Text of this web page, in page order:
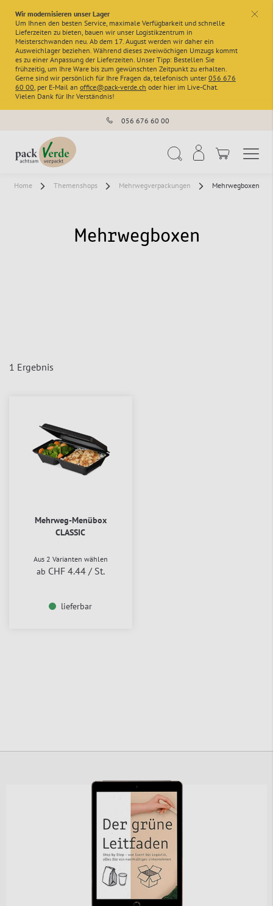
x
Wir modernisieren unser Lager
Um Ihnen den besten Service, maximale Verfügbarkeit und schnelle
Lieferzeiten zu bieten, bauen wir unser Logistikzentrum in
Meisterschwanden neu. Ab dem 17. August werden wir daher ein
Ausweichlager beziehen. Während dieses zweiwöchigen Umzugs kommt
es zu einer Anpassung der Lieferzeiten. Unser Tipp: Bestellen Sie
frühzeitig, um Ihre Ware bis zum gewünschten Zeitpunkt zu erhalten.
Gerne sind wir persönlich für Ihre Fragen da, telefonisch unter 056 676
60 00, per E-Mail an office@pack-verde.ch oder hier im Live-Chat.
Vielen Dank für Ihr Verständnis!
056 676 60 00
Home Themenshops Mehrwegverpackungen Mehrwegboxen
Mehrwegboxen
1 Ergebnis
Mehrweg-Menübox
CLASSIC
Aus 2 Varianten wählen
ab CHF 4.44 / St.
lieferbar